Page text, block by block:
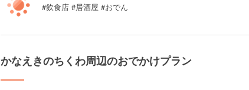
#飲食店 #居酒屋 #おでん
かなえきのちくわ周辺のおでかけプラン